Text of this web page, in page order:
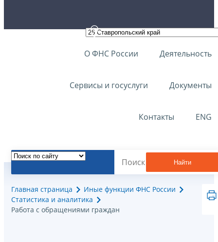
О ФНС России Деятельность
Сервисы и госуслуги Документы
Контакты ENG
Найти
Главная страница
Иные функции ФНС России
Статистика и аналитика
Работа с обращениями граждан